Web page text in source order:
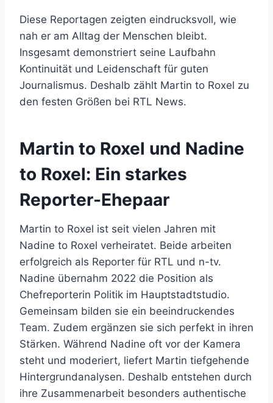
Diese Reportagen zeigten eindrucksvoll, wie
nah er am Alltag der Menschen bleibt.
Insgesamt demonstriert seine Laufbahn
Kontinuität und Leidenschaft für guten
Journalismus. Deshalb zählt Martin to Roxel zu
den festen Größen bei RTL News.
Martin to Roxel und Nadine
to Roxel: Ein starkes
Reporter-Ehepaar
Martin to Roxel ist seit vielen Jahren mit
Nadine to Roxel verheiratet. Beide arbeiten
erfolgreich als Reporter für RTL und n-tv.
Nadine übernahm 2022 die Position als
Chefreporterin Politik im Hauptstadtstudio.
Gemeinsam bilden sie ein beeindruckendes
Team. Zudem ergänzen sie sich perfekt in ihren
Stärken. Während Nadine oft vor der Kamera
steht und moderiert, liefert Martin tiefgehende
Hintergrundanalysen. Deshalb entstehen durch
ihre Zusammenarbeit besonders authentische